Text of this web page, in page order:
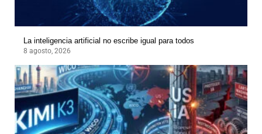
La inteligencia artificial no escribe igual para todos
8 agosto, 2026